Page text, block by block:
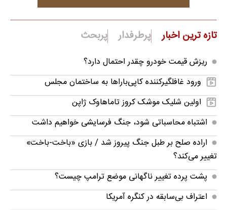
تازه ترین اخبار پرطرفدار پربحث
ریزش قیمت خودرو چقدر احتمال دارد؟
ورود غافلگیرکننده کاپی‌باراها به ساختمان مجلس
اولین شلیک موشک کروز تاماهاوک ژاپن
اشتباه محاسباتی شود، جنگ فرسایشی خواهیم داشت
اراده صلح بر طبل جنگ پیروز شد / بازی «باخت-باخت»
تغییر می‌کند؟
پشت پرده تغییر ناگهانی موضع ترامپ چیست؟
اعتراف بی‌سابقه در کنگره آمریکا